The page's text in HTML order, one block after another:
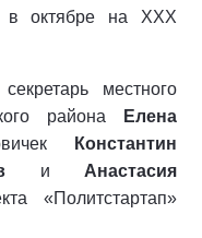
в октябре на XXX
местного
района
Елена
Константин
и Анастасия
«Политстартап»